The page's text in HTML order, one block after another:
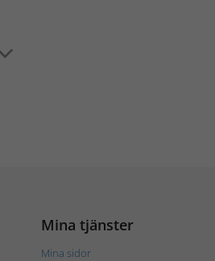
Mina tjänster
Mina sidor